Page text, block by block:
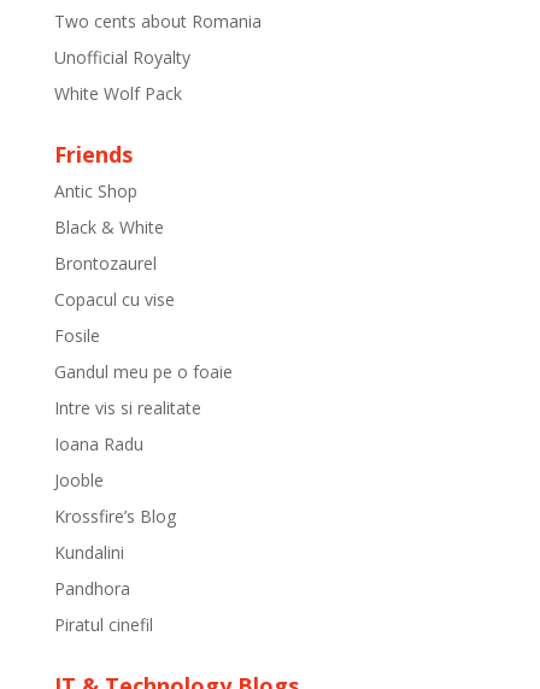
Two cents about Romania
Unofficial Royalty
White Wolf Pack
Friends
Antic Shop
Black & White
Brontozaurel
Copacul cu vise
Fosile
Gandul meu pe o foaie
Intre vis si realitate
Ioana Radu
Jooble
Krossfire’s Blog
Kundalini
Pandhora
Piratul cinefil